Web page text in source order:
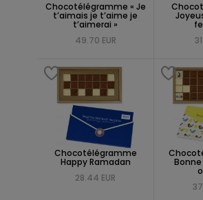
Chocotélégramme « Je
t’aimais je t’aime je
t’aimerai »
49.70 EUR
Chocotélégramme
Happy Ramadan
28.44 EUR